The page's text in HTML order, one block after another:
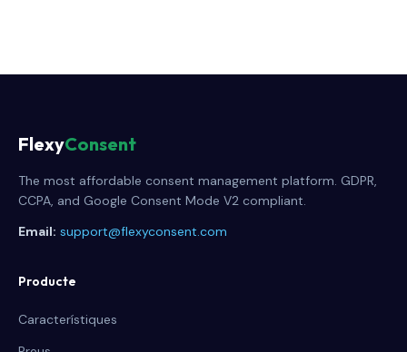
FlexyConsent
The most affordable consent management platform. GDPR,
CCPA, and Google Consent Mode V2 compliant.
Email: support@flexyconsent.com
Producte
Característiques